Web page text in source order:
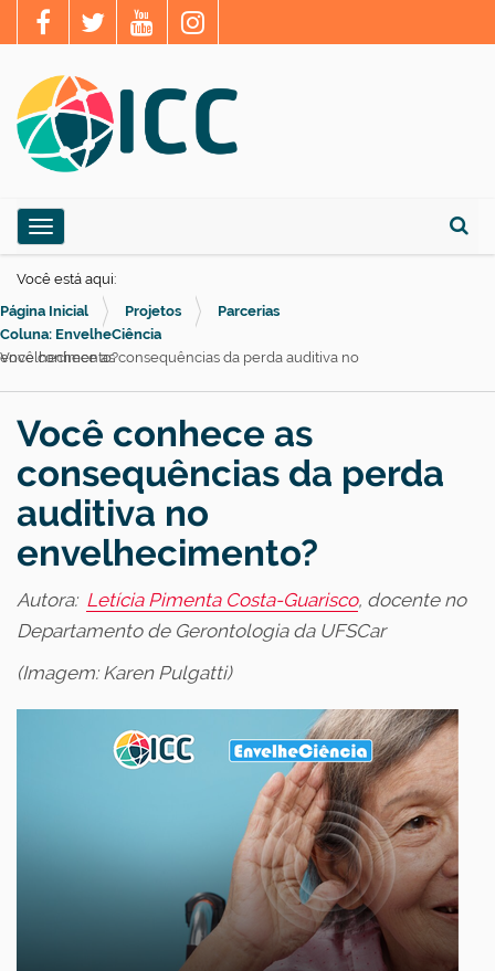
Busca
e
g
a
ç
Toggle navigation
Você está aqui:
Página Inicial
Projetos
Parcerias
Coluna: EnvelheCiência
Você conhece as consequências da perda auditiva no envelhecimento?
Você conhece as
consequências da perda
auditiva no
envelhecimento?
Autora: Letícia Pimenta Costa-Guarisco, docente no
Departamento de Gerontologia da UFSCar
(Imagem: Karen Pulgatti)